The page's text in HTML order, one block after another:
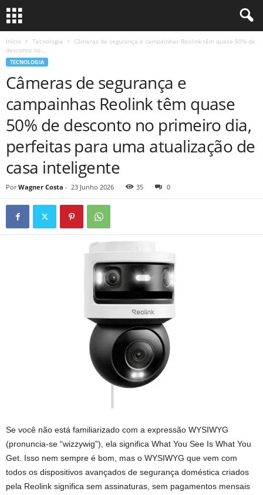
Início Tecnologia
Câmeras de segurança e campainhas Reolink têm quase 50% de
desconto no...
TECNOLOGIA
Câmeras de segurança e
campainhas Reolink têm quase
50% de desconto no primeiro dia,
perfeitas para uma atualização de
casa inteligente
Por Wagner Costa - 23 Junho 2026 35 0
Se você não está familiarizado com a expressão WYSIWYG
(pronuncia-se “wizzywig”), ela significa What You See Is What You
Get. Isso nem sempre é bom, mas o WYSIWYG que vem com
todos os dispositivos avançados de segurança doméstica criados
pela Reolink significa sem assinaturas, sem pagamentos mensais